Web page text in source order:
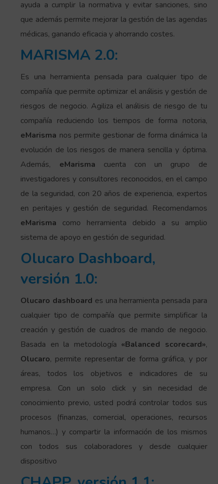
ayuda a cumplir la normativa y evitar sanciones, sino
que además permite mejorar la gestión de las agendas
médicas, ganando eficacia y ahorrando costes.
MARISMA 2.0:
Es una herramienta pensada para cualquier tipo de
compañía que permite optimizar el análisis y gestión de
riesgos de negocio. Agiliza el análisis de riesgo de tu
compañía reduciendo los tiempos de forma notoria,
eMarisma nos permite gestionar de forma dinámica la
evolución de los riesgos de manera sencilla y óptima.
Además, eMarisma cuenta con un grupo de
investigadores y consultores reconocidos, en el campo
de la seguridad, con 20 años de experiencia, expertos
en peritajes y gestión de seguridad. Recomendamos
eMarisma como herramienta debido a su amplio
sistema de apoyo en gestión de seguridad.
Olucaro Dashboard,
versión 1.0:
Olucaro dashboard es una herramienta pensada para
cualquier tipo de compañía que permite simplificar la
creación y gestión de cuadros de mando de negocio.
Basada en la metodología «Balanced scorecard»,
Olucaro, permite representar de forma gráfica, y por
áreas, todos los objetivos e indicadores de su
empresa. Con un solo click y sin necesidad de
conocimiento previo, usted podrá controlar todos sus
procesos (finanzas, comercial, operaciones, recursos
humanos…) y compartir la información de los mismos
con todos sus colaboradores y desde cualquier
dispositivo